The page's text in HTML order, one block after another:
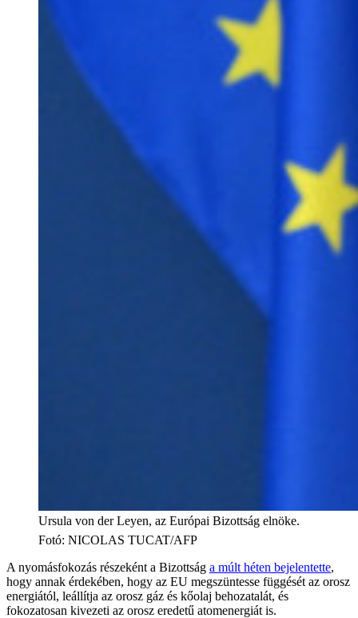
Ursula von der Leyen, az Európai Bizottság elnöke.
Fotó: NICOLAS TUCAT/AFP
A nyomásfokozás részeként a Bizottság a múlt héten bejelentette,
hogy annak érdekében, hogy az EU megszüntesse függését az orosz
energiától, leállítja az orosz gáz és kőolaj behozatalát, és
fokozatosan kivezeti az orosz eredetű atomenergiát is.